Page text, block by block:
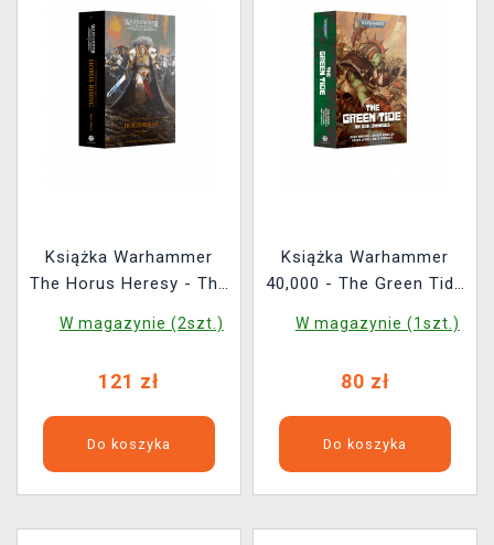
Książka Warhammer
The Horus Heresy - The
(Celebration)
W magazynie (2szt.)
121 zł
Do koszyka
Książka Warhammer
40,000 - The Green Tide
W magazynie (1szt.)
80 zł
Do koszyka